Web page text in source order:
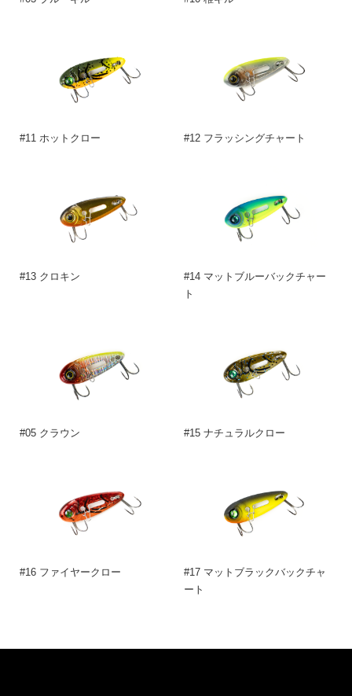
#11 ホットクロー #12 フラッシングチャート
#13 クロキン
#14 マットブルーバックチャー
ト
#05 クラウン #15 ナチュラルクロー
#16 ファイヤークロー
#17 マットブラックバックチャ
ート